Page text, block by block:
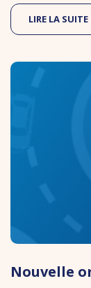
LIRE LA SUITE
Nouvelle